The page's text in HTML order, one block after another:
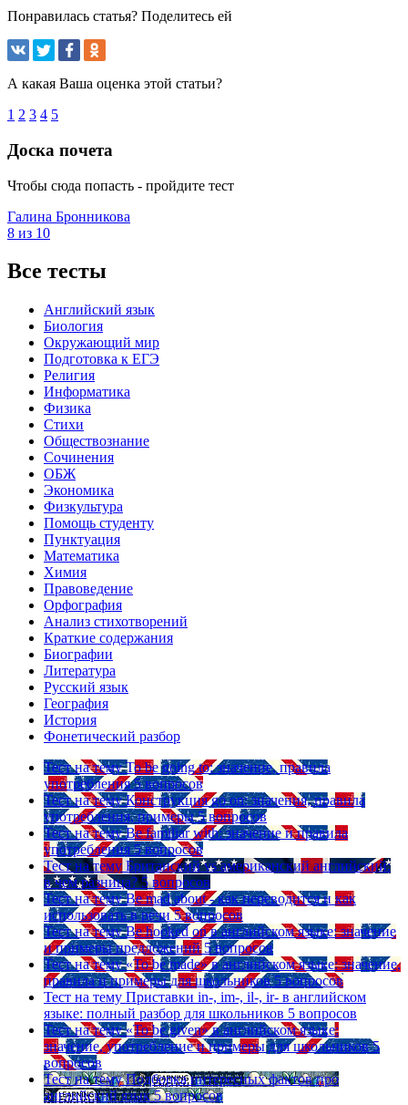
Понравилась статья? Поделитесь ей
А какая Ваша оценка этой статьи?
1 2 3 4 5
Доска почета
Чтобы сюда попасть - пройдите тест
Галина Бронникова
8 из 10
Все тесты
Английский язык
Биология
Окружающий мир
Подготовка к ЕГЭ
Религия
Информатика
Физика
Стихи
Обществознание
Сочинения
ОБЖ
Экономика
Физкультура
Помощь студенту
Пунктуация
Математика
Химия
Правоведение
Орфография
Анализ стихотворений
Краткие содержания
Биографии
Литература
Русский язык
География
История
Фонетический разбор
Тест на тему To be going to: значение, правила
употребления 5 вопросов
Тест на тему Конструкция go on: значения, правила
употребления, примеры 5 вопросов
Тест на тему Be familiar with: значение и правила
употребления 5 вопросов
Тест на тему Британский vs американский английский:
в чем разница? 5 вопросов
Тест на тему Be mad about - как переводится и как
использовать в речи 5 вопросов
Тест на тему Be hooked on в английском языке: значение
и примеры предложений 5 вопросов
Тест на тему «To be made» в английском языке: значение,
правила и примеры для школьников 5 вопросов
Тест на тему Приставки in-, im-, il-, ir- в английском
языке: полный разбор для школьников 5 вопросов
Тест на тему «To be given» в английском языке:
значение, употребление и примеры для школьников 5
вопросов
Тест на тему Подборка интересных фактов про
английский язык 5 вопросов